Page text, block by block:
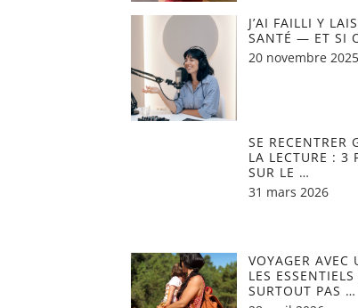
J’AI FAILLI Y
SANTÉ — ET SI
20 novembre 2025
SE RECENTRER
LA LECTURE : 3
SUR LE …
31 mars 2026
VOYAGER AVEC
LES
SURTOUT PAS …